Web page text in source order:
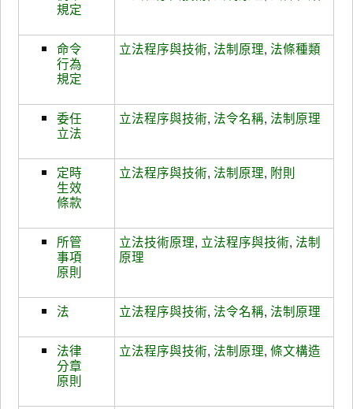
規定
命令
行為
規定
立法程序與技術,法制原理,法條種類
委任
立法
立法程序與技術,法令名稱,法制原理
定時
生效
條款
立法程序與技術,法制原理, 附則
所管
事項
原則
立法技術原理, 立法程序與技術,法制
原理
法 立法程序與技術,法令名稱,法制原理
法律
分章
原則
立法程序與技術,法制原理,條文構造